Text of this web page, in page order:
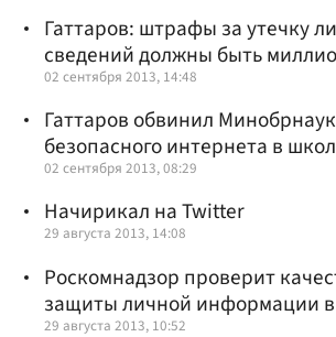
Гаттаров: штрафы за утечку
сведений должны быть
02 сентября 2013, 14:48
Гаттаров обвинил
безопасного интернета в
02 сентября 2013, 08:29
Начирикал на Twitter
29 августа 2013, 14:08
Роскомнадзор проверит
защиты личной информации
29 августа 2013, 10:52